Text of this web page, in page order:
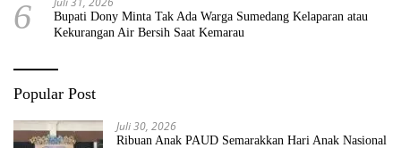
6
Bupati Dony Minta Tak Ada Warga Sumedang Kelaparan atau
Kekurangan Air Bersih Saat Kemarau
Popular Post
Juli 30, 2026
Ribuan Anak PAUD Semarakkan Hari Anak Nasional